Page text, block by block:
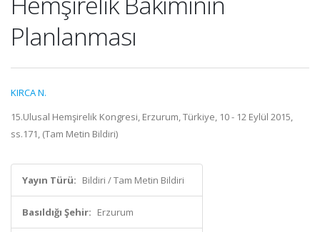
Planlanması
KIRCA N.
15.Ulusal Hemşirelik Kongresi, Erzurum, Türkiye, 10 - 12 Eylül 2015,
ss.171, (Tam Metin Bildiri)
Yayın Türü: Bildiri / Tam Metin Bildiri
Basıldığı Şehir: Erzurum